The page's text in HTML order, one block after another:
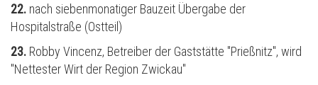
22. nach siebenmonatiger Bauzeit Übergabe der
Hospitalstraße (Ostteil)
23. Robby Vincenz, Betreiber der Gaststätte "Prießnitz", wird
"Nettester Wirt der Region Zwickau"